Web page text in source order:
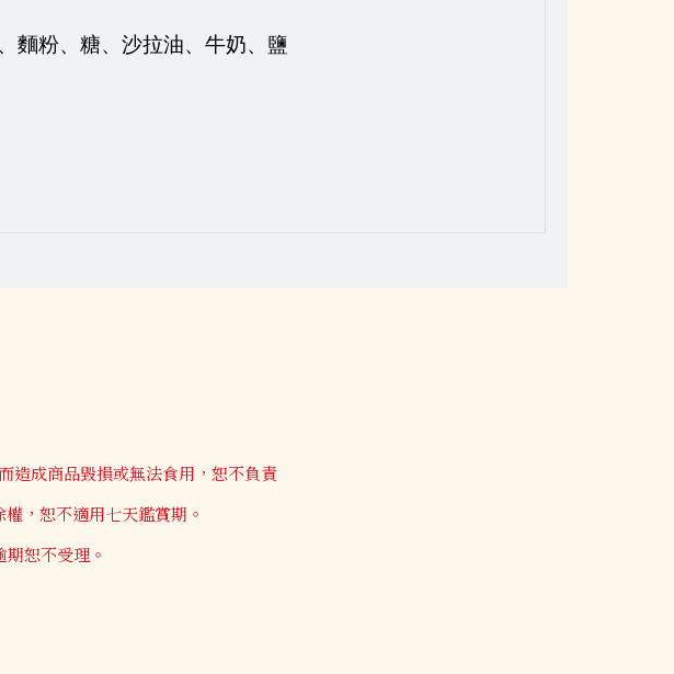
麵粉、糖、沙拉油、牛奶、鹽
造成商品毀損或無法食用，恕不負責
，恕不適用七天鑑賞期。
恕不受理。